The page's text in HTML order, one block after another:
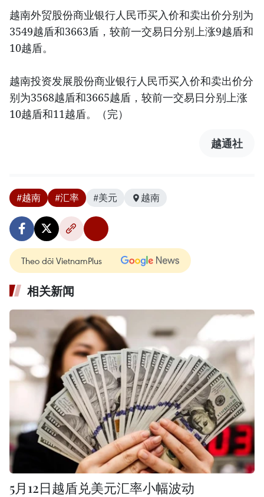
越南外贸股份商业银行人民币买入价和卖出价分别为
3549越盾和3663盾，较前一交易日分别上涨9越盾和
10越盾。
越南投资发展股份商业银行人民币买入价和卖出价分
别为3568越盾和3665越盾，较前一交易日分别上涨
10越盾和11越盾。（完）
越通社
#越南 #汇率 #美元 越南
Theo dõi VietnamPlus
相关新闻
5月12日越盾兑美元汇率小幅波动